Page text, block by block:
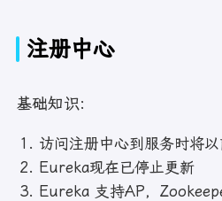
注册中心
基础知识:
访问注册中心到服务时将
Eureka现在已停止更新
Eureka 支持AP，